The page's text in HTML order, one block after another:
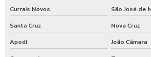
Currais Novos São José de
Santa Cruz Nova Cruz
Apodi João Câmara